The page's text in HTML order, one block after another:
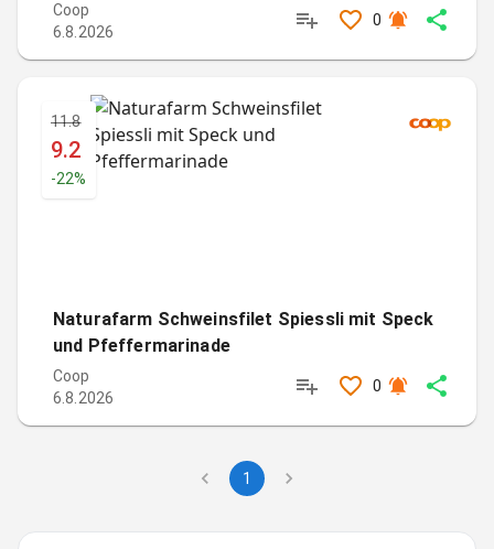
Coop
6.8.2026
0
11.8
9.2
-22%
Naturafarm Schweinsfilet Spiessli mit Speck
und Pfeffermarinade
Coop
6.8.2026
0
1